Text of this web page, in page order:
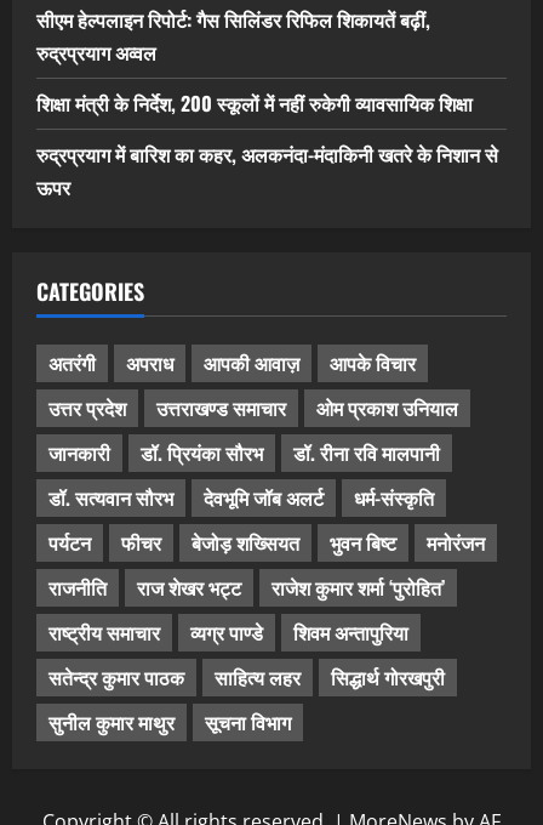
सीएम हेल्पलाइन रिपोर्ट: गैस सिलिंडर रिफिल शिकायतें बढ़ीं,
रुद्रप्रयाग अव्वल
शिक्षा मंत्री के निर्देश, 200 स्कूलों में नहीं रुकेगी व्यावसायिक शिक्षा
रुद्रप्रयाग में बारिश का कहर, अलकनंदा-मंदाकिनी खतरे के निशान से
ऊपर
CATEGORIES
अतरंगी अपराध आपकी आवाज़
आपके विचार
उत्तर प्रदेश
उत्तराखण्ड समाचार
ओम प्रकाश उनियाल
जानकारी
डॉ. प्रियंका सौरभ
डॉ. रीना रवि मालपानी
डॉ. सत्यवान सौरभ
देवभूमि जॉब अलर्ट
धर्म-संस्कृति
पर्यटन
फीचर बेजोड़ शख्सियत भुवन बिष्ट
मनोरंजन
राजनीति
राज शेखर भट्ट
राजेश कुमार शर्मा ‘पुरोहित’
राष्ट्रीय समाचार
व्यग्र पाण्डे
शिवम अन्तापुरिया
सतेन्द्र कुमार पाठक
साहित्य लहर
सिद्धार्थ गोरखपुरी
सुनील कुमार माथुर
सूचना विभाग